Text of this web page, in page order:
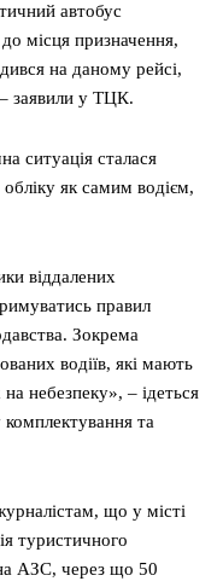
автобус
місця призначення,
на даному рейсі,
заявили у ТЦК.
ситуація сталася
як самим водієм,
віддалених
правил
Зокрема
водіїв, які мають
небезпеку», – ідеться
та
що у місті
туристичного
АЗС, через що 50